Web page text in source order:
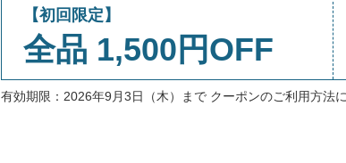
【初回限定】
全品 1,500円OFF
有効期限：2026年9月3日（木）まで クーポンのご利用方法